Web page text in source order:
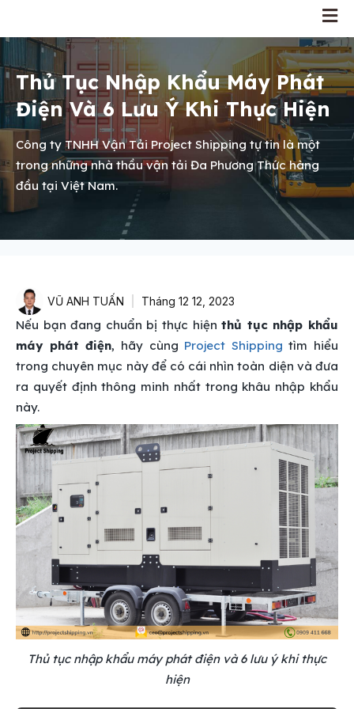
Thủ Tục Nhập Khẩu Máy Phát
Điện Và 6 Lưu Ý Khi Thực Hiện
Công ty TNHH Vận Tải Project Shipping tự tin là một
trong những nhà thầu vận tải Đa Phương Thức hàng
đầu tại Việt Nam.
VŨ ANH TUẤN Tháng 12 12, 2023
Nếu bạn đang chuẩn bị thực hiệnthủ tục nhập khẩu
máy phát điện, hãy cùng Project Shipping tìm hiểu
trong chuyên mục này để có cái nhìn toàn diện và đưa
ra quyết định thông minh nhất trong khâu nhập khẩu
này.
Thủ tục nhập khẩu máy phát điện và 6 lưu ý khi thực
hiện